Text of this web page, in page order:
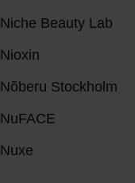
Niche Beauty Lab
Nioxin
Nõberu Stockholm
NuFACE
Nuxe